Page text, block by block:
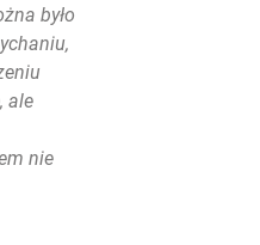
było
ale
nie